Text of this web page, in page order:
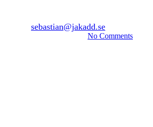
sebastian@jakadd.se
No Comments